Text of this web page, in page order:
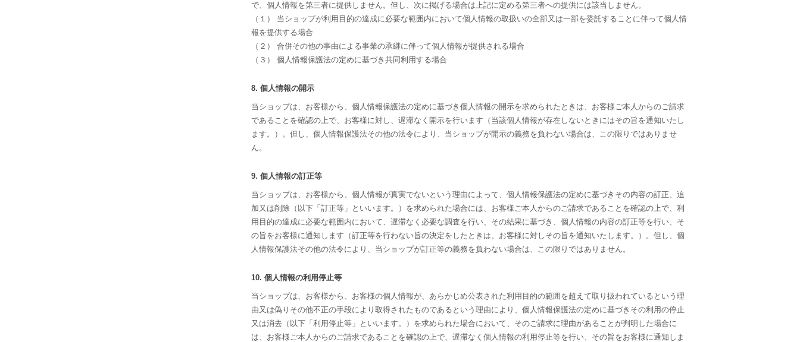
で、個人情報を第三者に提供しません。但し、次に掲げる場合は上記に定める第三者への提供には該当しません。
（１） 当ショップが利用目的の達成に必要な範囲内において個人情報の取扱いの全部又は一部を委託することに伴って個人情
報を提供する場合
（２） 合併その他の事由による事業の承継に伴って個人情報が提供される場合
（３） 個人情報保護法の定めに基づき共同利用する場合
8. 個人情報の開示
当ショップは、お客様から、個人情報保護法の定めに基づき個人情報の開示を求められたときは、お客様ご本人からのご請求
であることを確認の上で、お客様に対し、遅滞なく開示を行います（当該個人情報が存在しないときにはその旨を通知いたし
ます。）。但し、個人情報保護法その他の法令により、当ショップが開示の義務を負わない場合は、この限りではありませ
ん。
9. 個人情報の訂正等
当ショップは、お客様から、個人情報が真実でないという理由によって、個人情報保護法の定めに基づきその内容の訂正、追
加又は削除（以下「訂正等」といいます。）を求められた場合には、お客様ご本人からのご請求であることを確認の上で、利
用目的の達成に必要な範囲内において、遅滞なく必要な調査を行い、その結果に基づき、個人情報の内容の訂正等を行い、そ
の旨をお客様に通知します（訂正等を行わない旨の決定をしたときは、お客様に対しその旨を通知いたします。）。但し、個
人情報保護法その他の法令により、当ショップが訂正等の義務を負わない場合は、この限りではありません。
10. 個人情報の利用停止等
当ショップは、お客様から、お客様の個人情報が、あらかじめ公表された利用目的の範囲を超えて取り扱われているという理
由又は偽りその他不正の手段により取得されたものであるという理由により、個人情報保護法の定めに基づきその利用の停止
又は消去（以下「利用停止等」といいます。）を求められた場合において、そのご請求に理由があることが判明した場合に
は、お客様ご本人からのご請求であることを確認の上で、遅滞なく個人情報の利用停止等を行い、その旨をお客様に通知しま